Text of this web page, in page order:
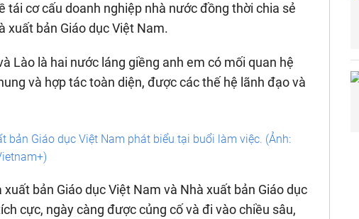
cơ cấu doanh nghiệp nhà nước đồng thời chia sẻ
xuất bản Giáo dục Việt Nam.
Lào là hai nước láng giềng anh em có mối quan hệ
và hợp tác toàn diện, được các thế hệ lãnh đạo và
bản Giáo dục Việt Nam phát biểu tại buổi làm việc. (Ảnh:
bản Giáo dục Việt Nam và Nhà xuất bản Giáo dục
cực, ngày càng được củng cố và đi vào chiều sâu,